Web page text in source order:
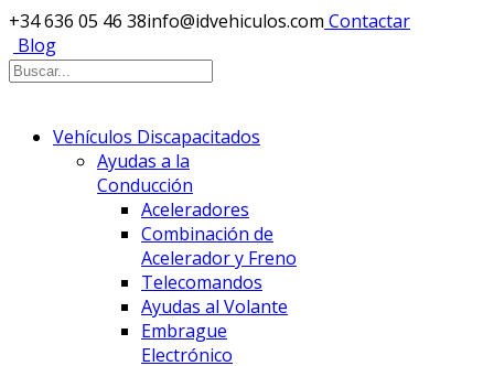
+34 636 05 46 38info@idvehiculos.com Contactar
Blog
Vehículos Discapacitados
Ayudas a la
Conducción
Aceleradores
Combinación de
Acelerador y Freno
Telecomandos
Ayudas al Volante
Embrague
Electrónico